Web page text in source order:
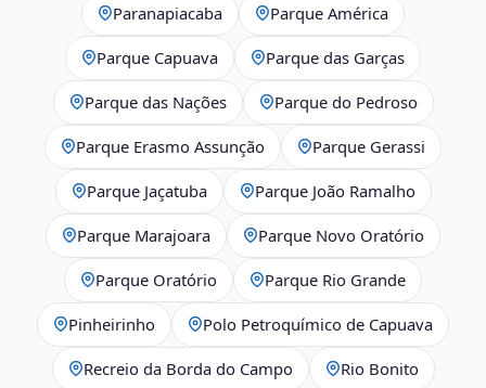
Paranapiacaba Parque América
Parque Capuava Parque das Garças
Parque das Nações Parque do Pedroso
Parque Erasmo Assunção Parque Gerassi
Parque Jaçatuba Parque João Ramalho
Parque Marajoara Parque Novo Oratório
Parque Oratório Parque Rio Grande
Pinheirinho Polo Petroquímico de Capuava
Recreio da Borda do Campo Rio Bonito